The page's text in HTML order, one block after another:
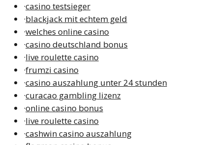
·casino testsieger
·blackjack mit echtem geld
·welches online casino
·casino deutschland bonus
·live roulette casino
·frumzi casino
·casino auszahlung unter 24 stunden
·curacao gambling lizenz
·online casino bonus
·live roulette casino
·cashwin casino auszahlung